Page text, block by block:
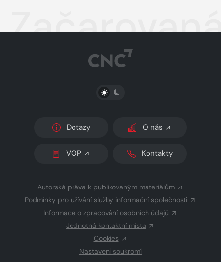
PŘEPNOUT SVĚTLÝ/TMAVÝ REŽIM
Dotazy O nás
VOP Kontakty
Autorská práva k publikovaným materiálům
Podmínky pro užívání služby informační společnosti
Informace o zpracování osobních údajů
Jednotná kontaktní místa
Cookies
Nastavení soukromí